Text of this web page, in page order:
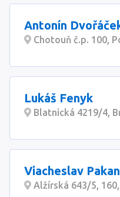
Antonín
Chotouň č.p. 100,
Lukáš Fenyk
Blatnická 4219/4,
Viacheslav
Alžírská 643/5,